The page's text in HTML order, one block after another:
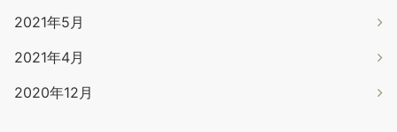
2021年5月
2021年4月
2020年12月